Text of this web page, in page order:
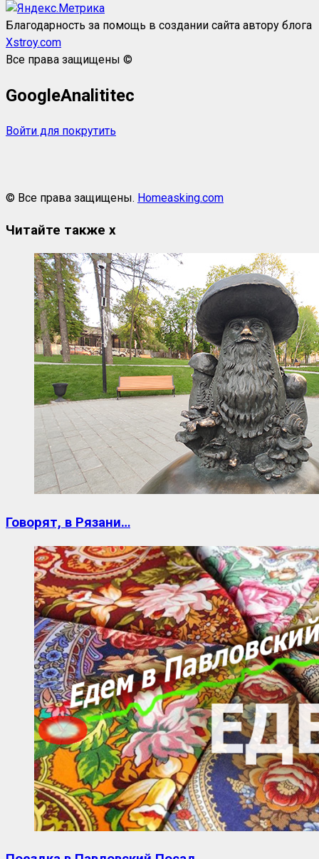
Благодарность за помощь в создании сайта автору блога
Xstroy.com
Все права защищены ©
GoogleAnalititec
Войти для покрутить
© Все права защищены. Homeasking.com
Читайте также x
Говорят, в Рязани…